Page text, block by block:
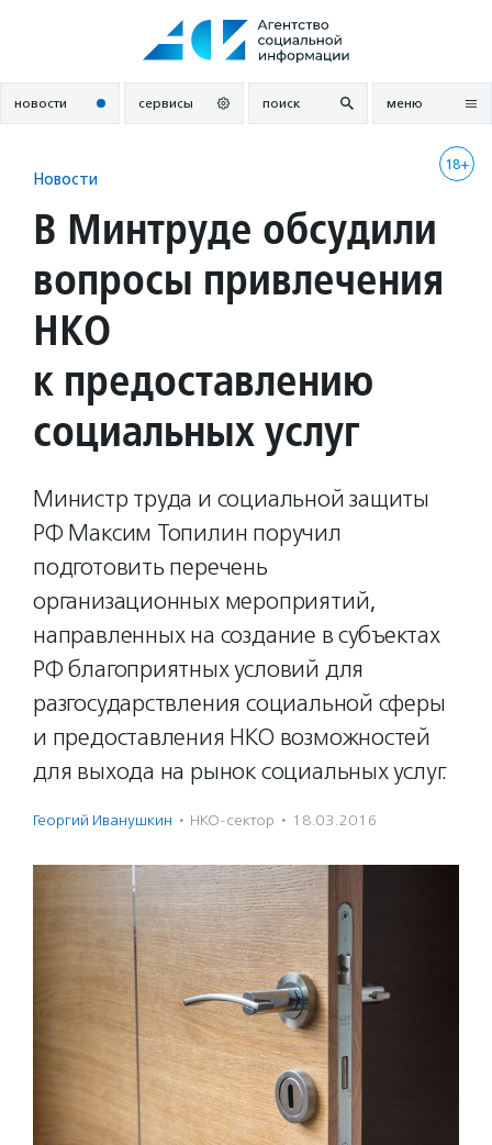
новости сервисы поиск меню
18+
Новости
В Минтруде обсудили
вопросы привлечения
НКО
к предоставлению
социальных услуг
Министр труда и социальной защиты
РФ Максим Топилин поручил
подготовить перечень
организационных мероприятий,
направленных на создание в субъектах
РФ благоприятных условий для
разгосударствления социальной сферы
и предоставления НКО возможностей
для выхода на рынок социальных услуг.
Георгий Иванушкин · НКО-сектор · 18.03.2016